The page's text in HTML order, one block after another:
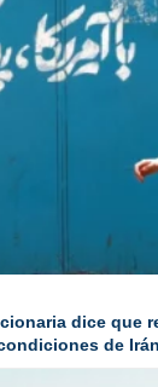
dice que
de Irán